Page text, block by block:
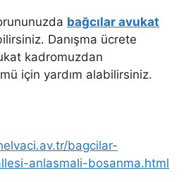
bağcılar avukat
Danışma ücrete
kadromuzdan
için yardım alabilirsiniz.
bagcilar-
anlasmali-bosanma.html